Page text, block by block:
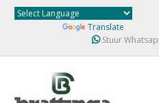
Translate
Stuur